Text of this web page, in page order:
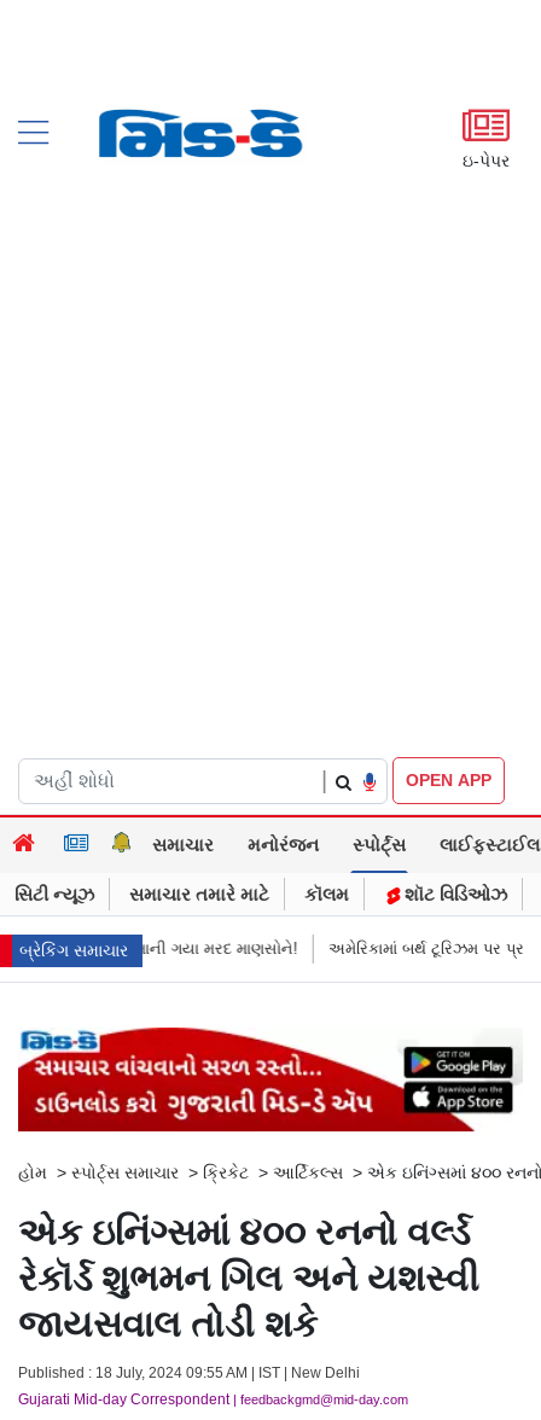
ઇ-પેપર
OPEN APP
સમાચાર મનોરંજન સ્પોર્ટ્સ લાઈફસ્ટાઈલ
સિટી ન્યૂઝ સમાચાર તમારે માટે કૉલમ શૉટ વિડિઓઝ
બ્રેકિંગ સમાચાર
ગયા મરદ માણસોને! અમેરિકામાં બર્થ ટૂરિઝમ પર પ્રતિબંધ મૂક્યો ડોનલ્ડ ટ્રમ્પે
હોમ > સ્પોર્ટ્સ સમાચાર > ક્રિકેટ > આર્ટિકલ્સ > એક ઇનિંગ્સમાં ૪૦૦
એક ઇનિંગ્સમાં ૪૦૦ રનનો વર્લ્ડ
રેકૉર્ડ શુભમન ગિલ અને યશસ્વી
જાયસવાલ તોડી શકે
Published : 18 July, 2024 09:55 AM | IST | New Delhi
Gujarati Mid-day Correspondent| feedbackgmd@mid-day.com